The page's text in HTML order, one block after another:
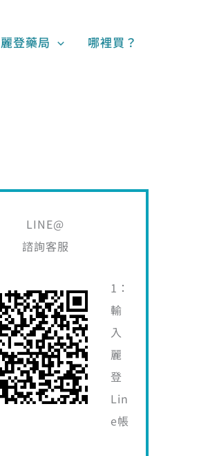
麗登藥局 哪裡買？
LINE@
諮詢客服
1：
輸
入
麗
登
Lin
e帳